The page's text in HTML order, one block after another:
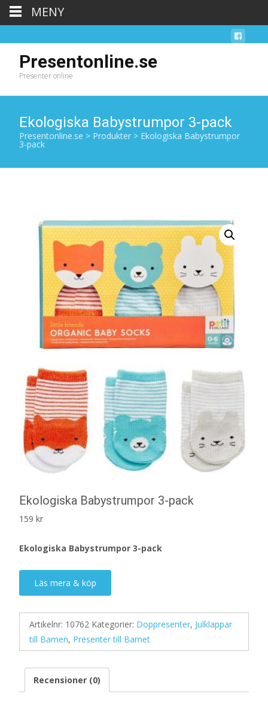
Presentonline.se
Presenter online
Ekologiska Babystrumpor 3-pack
Presentonline.se > Produkter > Ekologiska Babystrumpor
3-pack
Ekologiska Babystrumpor 3-pack
159 kr
Ekologiska Babystrumpor 3-pack
Läs mera & köp
Artikelnr: 10762 Kategorier: Doppresenter, Julklappar
till Barnen, Presenter till Barnet
Recensioner (0)
MENY